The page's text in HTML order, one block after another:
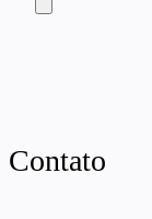
Contato